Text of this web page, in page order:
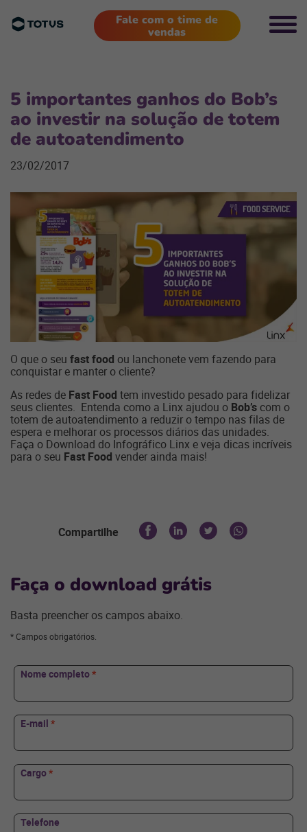
Fale com o time de
vendas
5 importantes ganhos do Bob’s
ao investir na solução de totem
de autoatendimento
23/02/2017
O que o seu fast food ou lanchonete vem fazendo para
conquistar e manter o cliente?
As redes de Fast Food tem investido pesado para fidelizar
seus clientes. Entenda como a Linx ajudou o Bob’s com o
totem de autoatendimento a reduzir o tempo nas filas de
espera e melhorar os processos diários das unidades.
Faça o Download do Infográfico Linx e veja dicas incríveis
para o seu Fast Food vender ainda mais!
Compartilhe
Faça o download grátis
Basta preencher os campos abaixo.
* Campos obrigatórios.
Nome completo*
E-mail *
Cargo*
Telefone